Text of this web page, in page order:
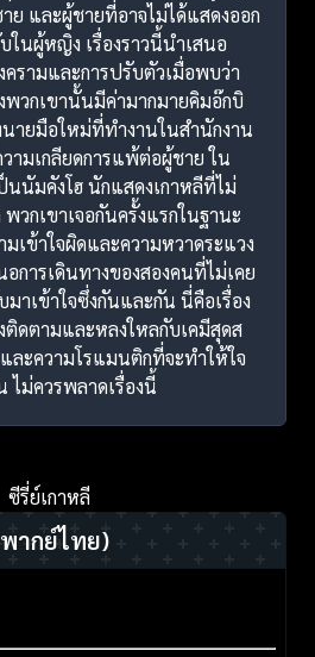
และผู้ชายที่อาจไม่ได้แสดงออก
นผู้หญิง เรื่องราวนี้นำเสนอ
รามและการปรับตัวเมื่อพบว่า
พวกเขานั้นมีค่ามากมายคิมอ๊กบิ
ยมือใหม่ที่ทำงานในสำนักงาน
ามเกลียดการแพ้ต่อผู้ชาย ใน
นัมคังโฮ นักแสดงเกาหลีที่ไม่
วกเขาเจอกันครั้งแรกในฐานะ
มเข้าใจผิดและความหวาดระแวง
อการเดินทางของสองคนที่ไม่เคย
าเข้าใจซึ่งกันและกัน นี่คือเรื่อง
ดตามและหลงใหลกับเคมีสุดส
ละความโรแมนติกที่จะทำให้ใจ
ม่ควรพลาดเรื่องนี้
ซีรี่ย์เกาหลี
ากย์ไทย)